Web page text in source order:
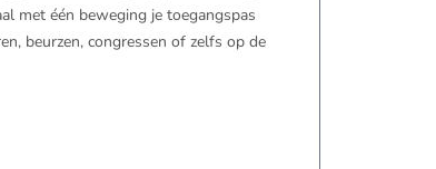
met één beweging je toegangspas
beurzen, congressen of zelfs op de